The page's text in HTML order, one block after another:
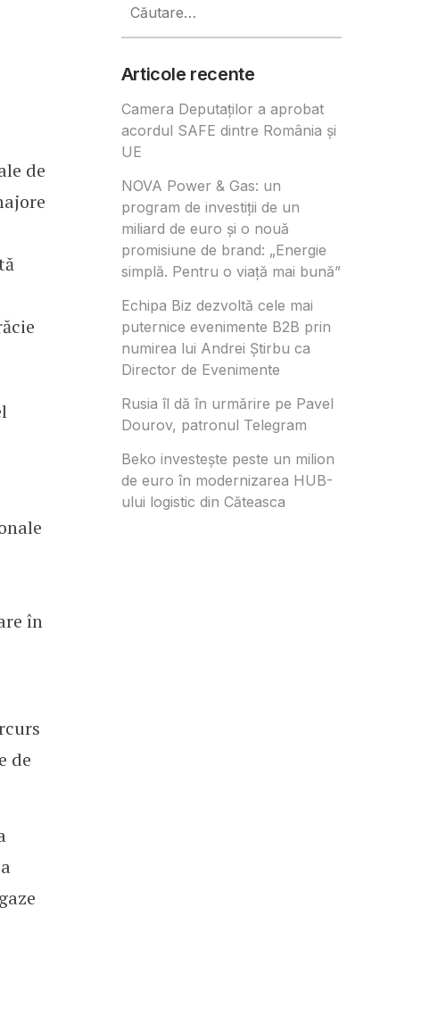
de
în
de
după:
Articole recente
Camera Deputaților a aprobat
acordul SAFE dintre România și
UE
NOVA Power & Gas: un
program de investiții de un
miliard de euro și o nouă
promisiune de brand: „Energie
simplă. Pentru o viață mai bună”
Echipa Biz dezvoltă cele mai
puternice evenimente B2B prin
numirea lui Andrei Știrbu ca
Director de Evenimente
Rusia îl dă în urmărire pe Pavel
Dourov, patronul Telegram
Beko investește peste un milion
de euro în modernizarea HUB-
ului logistic din Căteasca